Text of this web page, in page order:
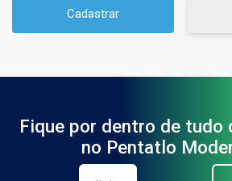
Fique por dentro de tudo
no Pentatlo